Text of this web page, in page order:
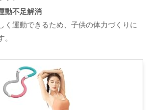
動不足解消
く運動できるため、子供の体力づくりに
。